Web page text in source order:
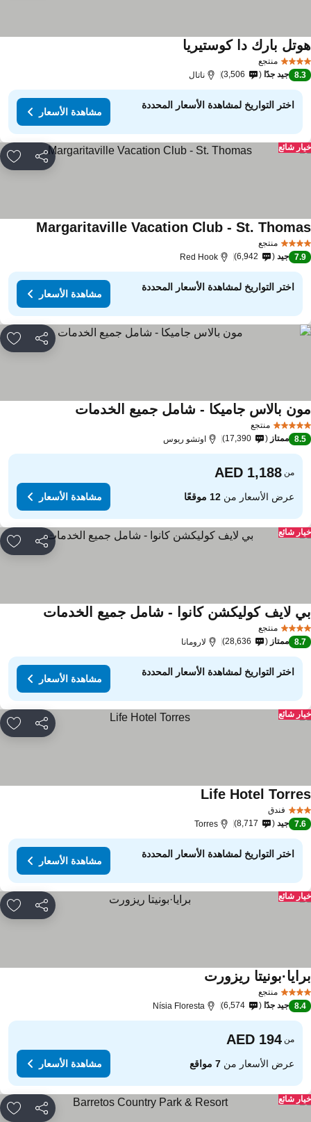
منتجع
بارك دا كوستيريا
8.3 جيد جدًا 3,506 ناتال
اختر التواريخ لمشاهدة الأسعار المحددة
مشاهدة الأسعار
مشاركة
شائع
منتجع
Margaritaville Vacation Club - St.
7.9 جيد 6,942
Red Hook
اختر التواريخ لمشاهدة الأسعار المحددة
مشاهدة الأسعار
مشاركة
منتجع
بالاس جاميكا - شامل جميع الخدمات
8.5 ممتاز 17,390 اوتشو ريوس
من
عرض الأسعار من12 موقعًا مشاهدة الأسعار
مشاركة
شائع
منتجع
لايف كوليكشن كانوا - شامل جميع الخدمات
8.7 ممتاز 28,636 لارومانا
اختر التواريخ لمشاهدة الأسعار المحددة
مشاهدة الأسعار
مشاركة
شائع
فندق
Life Hotel
7.6 جيد 8,717
Torres
اختر التواريخ لمشاهدة الأسعار المحددة
مشاهدة الأسعار
مشاركة
شائع
منتجع
ريزورت
8.4 جيد جدًا 6,574
Nísia Floresta
من
عرض الأسعار من7 مواقع مشاهدة الأسعار
مشاركة
شائع